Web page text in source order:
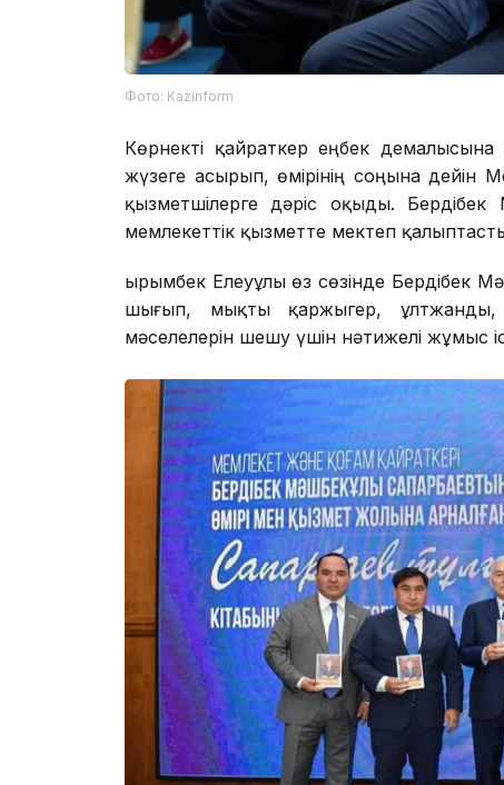
Фото: Kazinform
Көрнекті қайраткер еңбек
жүзеге асырып, өмірінің соңына дейін
қызметшілерге дәріс оқыды.
мемлекеттік қызметте мектеп
Қырымбек Елеуұлы өз сөзінде Бердібек
шығып, мықты қаржыгер, ұлтжанды,
мәселелерін шешу үшін нәтижелі жұмыс